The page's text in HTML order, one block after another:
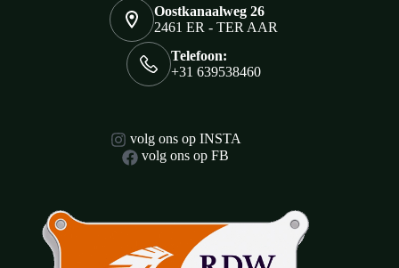
Oostkanaalweg 26
2461 ER - TER AAR
Telefoon:
+31 639538460
volg ons op INSTA
volg ons op FB